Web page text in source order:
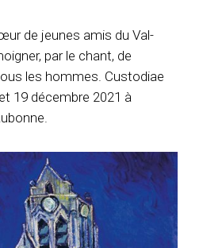
de jeunes amis du Val-
par le chant, de
les hommes. Custodiae
19 décembre 2021 à